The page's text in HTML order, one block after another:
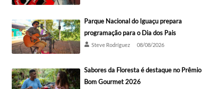
Parque Nacional do Iguaçu prepara
programação para o Dia dos Pais
Steve Rodríguez 08/08/2026
Sabores da Floresta é destaque no Prêmio
Bom Gourmet 2026